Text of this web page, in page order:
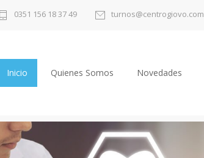
0351 156 18 37 49 turnos@centrogiovo.com
Inicio Quienes Somos Novedades